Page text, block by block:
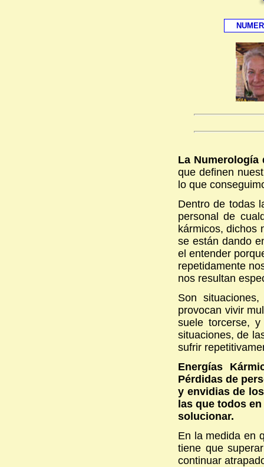
La Numerología
que definen
lo que
Dentro de todas
personal de
kármicos, dichos
se están dando
el entender
repetidamente
nos resultan
Son
provocan vivir
suele torcerse,
situaciones, de
sufrir
Energías
Pérdidas de
y envidias de
las que todos
solucionar.
En la medida en
tiene que
continuar